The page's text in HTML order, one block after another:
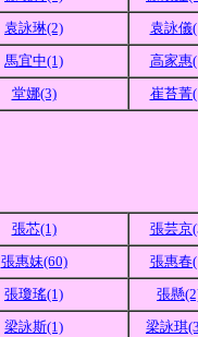
袁詠琳(2)
袁詠儀
馬宜中(1)
高家惠
堂娜(3) 崔苔菁
張芯(1)
張芸京
張惠妹(60)
張惠春
張瓊瑤(1)
張懸
梁詠斯(1)
梁詠琪